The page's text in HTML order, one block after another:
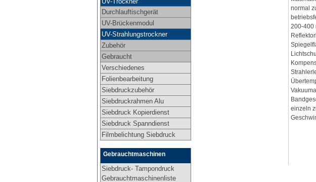
Durchlauftischgerät
UV-Brückenmodul
UV-Strahlungstrockner
Zubehör
Gebraucht
Verschiedenes
Folienbearbeitung
Siebdruckzubehör
Siebdruckrahmen Alu
Siebdruck Kopierdienst
Siebdruck Spanndienst
Filmbelichtung Siebdruck
Gebrauchtmaschinen
Siebdruck- Tampondruck
Gebrauchtmaschinenliste
normal
200-400
einzeln